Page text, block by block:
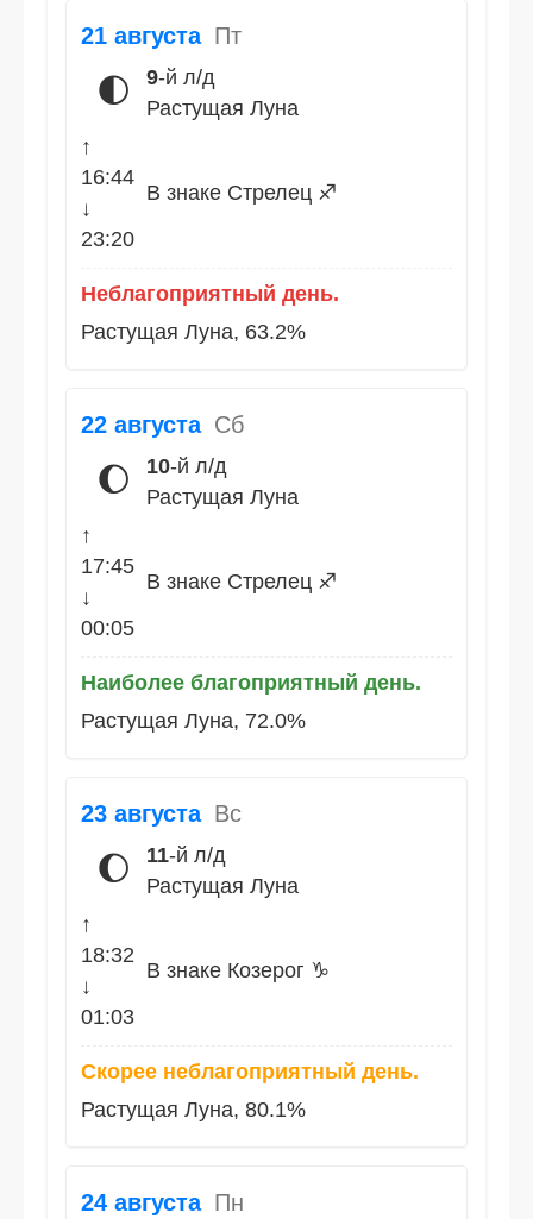
21 августа Пт
🌓 9-й л/д
Растущая Луна
↑
16:44
↓
23:20
В знаке Стрелец ♐
Неблагоприятный день.
Растущая Луна, 63.2%
22 августа Сб
🌔 10-й л/д
Растущая Луна
↑
17:45
↓
00:05
В знаке Стрелец ♐
Наиболее благоприятный день.
Растущая Луна, 72.0%
23 августа Вс
🌔 11-й л/д
Растущая Луна
↑
18:32
↓
01:03
В знаке Козерог ♑
Скорее неблагоприятный день.
Растущая Луна, 80.1%
24 августа Пн